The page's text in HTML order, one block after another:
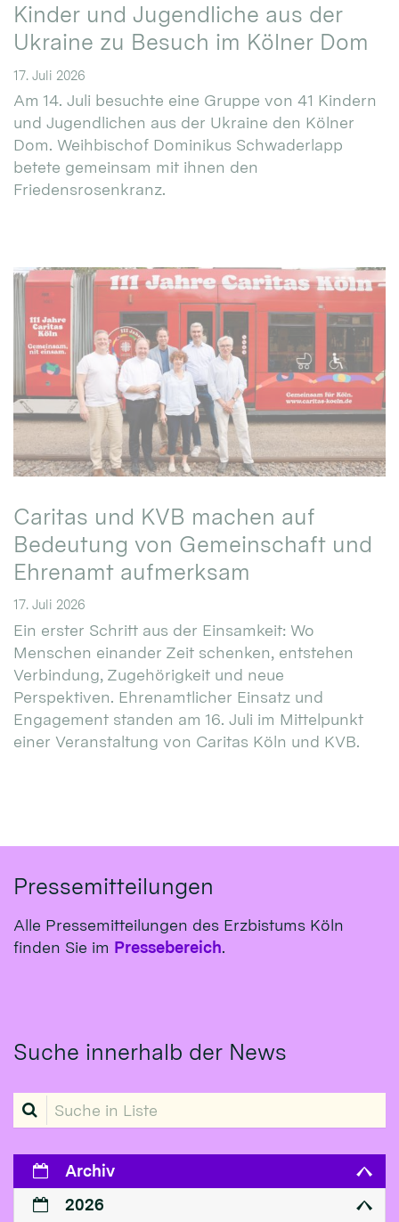
Kinder und Jugendliche aus der
Ukraine zu Besuch im Kölner Dom
17. Juli 2026
Am 14. Juli besuchte eine Gruppe von 41 Kindern
und Jugendlichen aus der Ukraine den Kölner
Dom. Weihbischof Dominikus Schwaderlapp
betete gemeinsam mit ihnen den
Friedensrosenkranz.
Caritas und KVB machen auf
Bedeutung von Gemeinschaft und
Ehrenamt aufmerksam
17. Juli 2026
Ein erster Schritt aus der Einsamkeit: Wo
Menschen einander Zeit schenken, entstehen
Verbindung, Zugehörigkeit und neue
Perspektiven. Ehrenamtlicher Einsatz und
Engagement standen am 16. Juli im Mittelpunkt
einer Veranstaltung von Caritas Köln und KVB.
Pressemitteilungen
Alle Pressemitteilungen des Erzbistums Köln
finden Sie im Pressebereich.
Suche innerhalb der News
Suche in Liste
Archiv
2026